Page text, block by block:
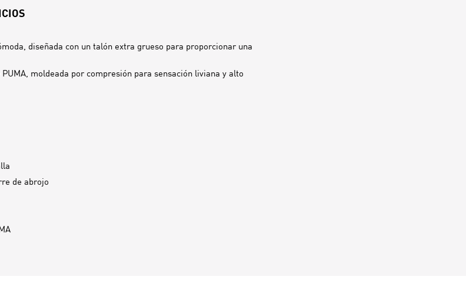
diseñada con un talón extra grueso para proporcionar una
PUMA, moldeada por compresión para sensación liviana y alto
de abrojo